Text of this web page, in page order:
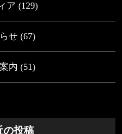
ア (129)
せ (67)
内 (51)
の投稿